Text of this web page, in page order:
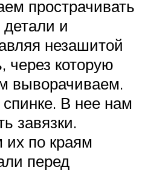
прострачивать
и
незашитой
через которую
выворачиваем.
В нее нам
завязки.
по краям
перед